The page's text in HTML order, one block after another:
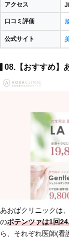
アクセス
口コミ評価
公式サイト
08.【おすすめ】
あおばクリニックは、
のポテンツァは1回
ら、それぞれ医師(看